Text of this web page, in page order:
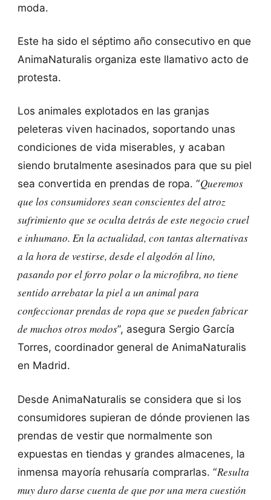
moda.
Este ha sido el séptimo año consecutivo en que
AnimaNaturalis organiza este llamativo acto de
protesta.
Los animales explotados en las granjas
peleteras viven hacinados, soportando unas
condiciones de vida miserables, y acaban
siendo brutalmente asesinados para que su piel
sea convertida en prendas de ropa. “Queremos
que los consumidores sean conscientes del atroz
sufrimiento que se oculta detrás de este negocio cruel
e inhumano. En la actualidad, con tantas alternativas
a la hora de vestirse, desde el algodón al lino,
pasando por el forro polar o la microfibra, no tiene
sentido arrebatar la piel a un animal para
confeccionar prendas de ropa que se pueden fabricar
de muchos otros modos”, asegura Sergio García
Torres, coordinador general de AnimaNaturalis
en Madrid.
Desde AnimaNaturalis se considera que si los
consumidores supieran de dónde provienen las
prendas de vestir que normalmente son
expuestas en tiendas y grandes almacenes, la
inmensa mayoría rehusaría comprarlas. “Resulta
muy duro darse cuenta de que por una mera cuestión